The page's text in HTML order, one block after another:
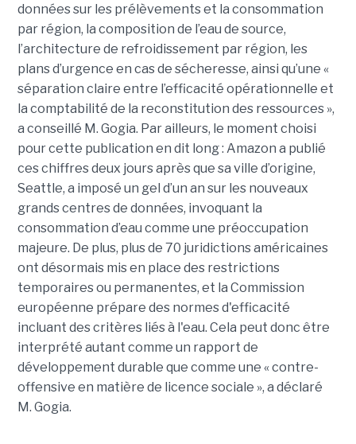
données sur les prélèvements et la consommation
par région, la composition de l’eau de source,
l’architecture de refroidissement par région, les
plans d’urgence en cas de sécheresse, ainsi qu’une «
séparation claire entre l’efficacité opérationnelle et
la comptabilité de la reconstitution des ressources »,
a conseillé M. Gogia. Par ailleurs, le moment choisi
pour cette publication en dit long : Amazon a publié
ces chiffres deux jours après que sa ville d’origine,
Seattle, a imposé un gel d’un an sur les nouveaux
grands centres de données, invoquant la
consommation d’eau comme une préoccupation
majeure. De plus, plus de 70 juridictions américaines
ont désormais mis en place des restrictions
temporaires ou permanentes, et la Commission
européenne prépare des normes d'efficacité
incluant des critères liés à l'eau. Cela peut donc être
interprété autant comme un rapport de
développement durable que comme une « contre-
offensive en matière de licence sociale », a déclaré
M. Gogia.